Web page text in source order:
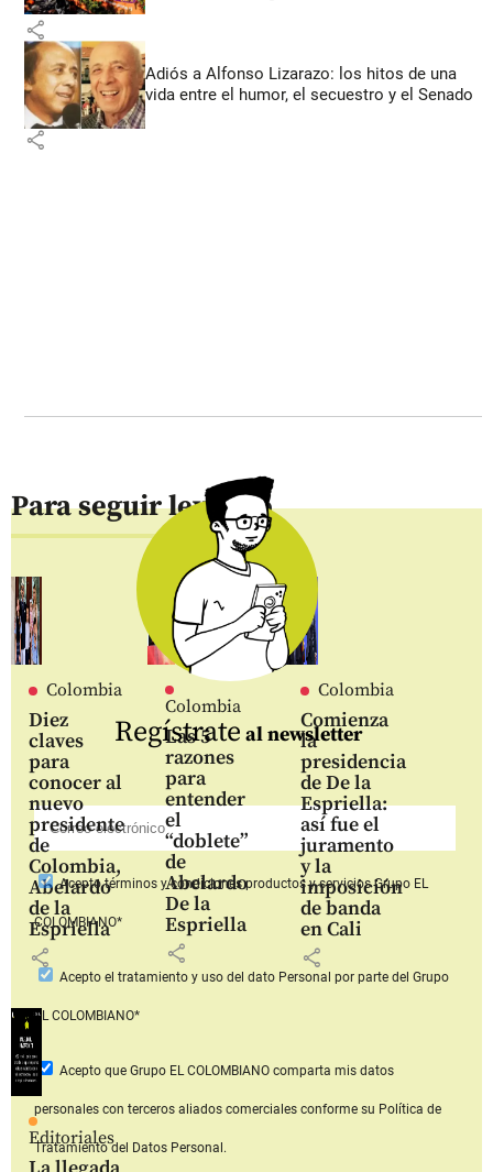
share
Adiós a Alfonso Lizarazo: los hitos de una
vida entre el humor, el secuestro y el Senado
share
Para seguir leyendo
Colombia
Diez
claves
para
conocer al
nuevo
presidente
de
Colombia,
Abelardo
de la
Espriella
share
Colombia
Las 5
razones
para
entender
el
“doblete”
de
Abelardo
De la
Espriella
share
Colombia
Comienza
la
presidencia
de De la
Espriella:
así fue el
juramento
y la
imposición
de banda
en Cali
share
Editoriales
Regístrate al newsletter
Aceptotérminos y condiciones productos y serviciosGrupo EL
COLOMBIANO*
Acepto el tratamiento y uso del dato Personal por parte del Grupo
EL COLOMBIANO*
Acepto que Grupo EL COLOMBIANOcomparta mis datos
personales con terceros aliados comerciales conforme su Política de
Tratamiento del Datos Personal.